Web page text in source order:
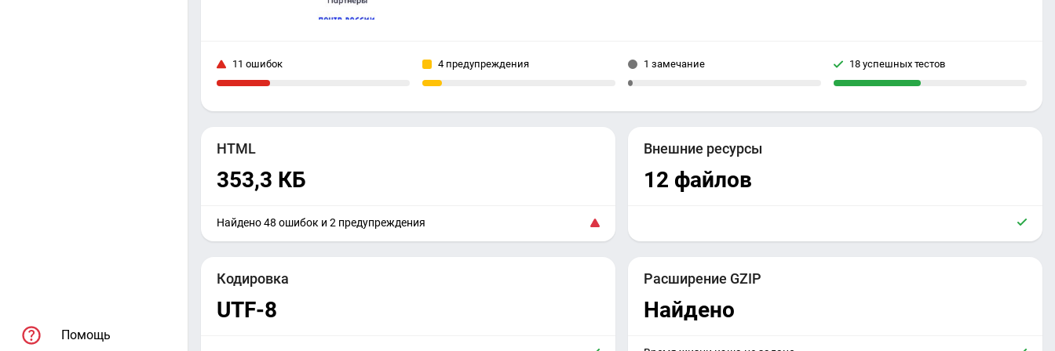
Помощь
11 ошибок 4 предупреждения 1 замечание 18 успешных тестов
HTML
353,3 КБ
Найдено 48 ошибок и 2 предупреждения
Внешние ресурсы
12 файлов
Кодировка
UTF-8
Расширение GZIP
Найдено